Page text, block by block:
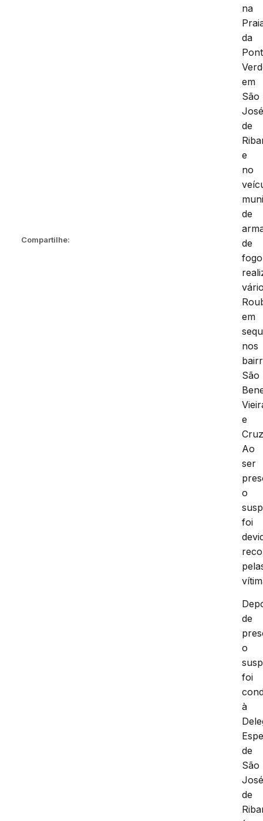
Compartilhe:
na
da
em
São
de
e
no
de
de
em
nos
São
e
Ao
ser
o
foi
de
o
foi
à
de
São
de